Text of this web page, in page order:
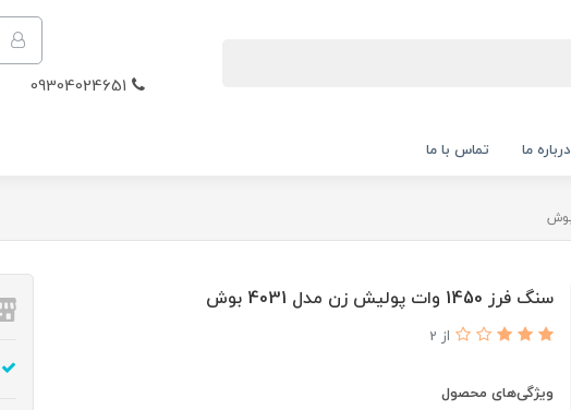
درباره ما تماس با ما
سنگ فرز 1450 وات پولیش زن مدل 4031 بوش
از 2
ویژگی‌های محصول